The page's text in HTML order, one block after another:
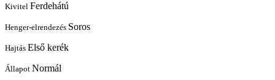
Kivitel Ferdehátú
Henger-elrendezés Soros
Hajtás Első kerék
Állapot Normál